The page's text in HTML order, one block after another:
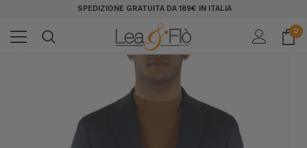
SPEDIZIONE GRATUITA DA 189€ IN ITALIA
0